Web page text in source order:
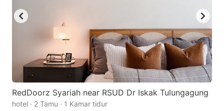
RedDoorz Syariah near RSUD Dr Iskak Tulungagung
hotel · 2 Tamu · 1 Kamar tidur